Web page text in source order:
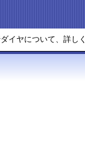
イヤについて、詳しく